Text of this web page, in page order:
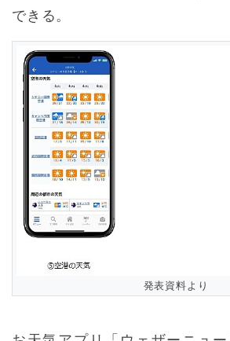
できる。
発表資料より